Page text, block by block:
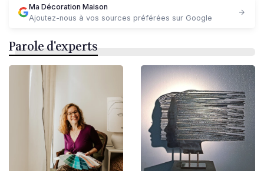
Ma Décoration Maison
Ajoutez-nous à vos sources préférées sur Google
Parole d'experts